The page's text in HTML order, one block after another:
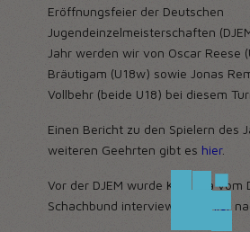
Eröffnungsfeier der Deutschen
Jugendeinzelmeisterschaften
Jahr werden wir von Oscar Reese
Bräutigam (U18w) sowie Jonas
Vollbehr (beide U18) bei diesem
Einen Bericht zu den Spielern des
weiteren Geehrten gibt es hier.
Vor der DJEM wurde Katerina vom
Schachbund interviewt, wie
hier